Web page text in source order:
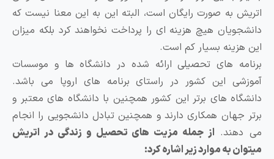
به ‌صورت رایگان است، البته این به این معنا نیست که
هیچ هزینه ‌ای را پرداخت نخواهند کرد بلکه میزان
هزینه بسیار کم است.
های تحصیلی ارائه شده در دانشگاه ها و موسسات
این کشور در راستای برنامه های اروپا می باشد.
های برتر این کشور همچنین با دانشگاه های معتبر و
جهان همکاری دارند و همچنین تبادل دانشجویی را انجام
دهند.از جمله مزیت های تحصیل و زندگی در اتریش
به موارد زیر اشاره کرد: